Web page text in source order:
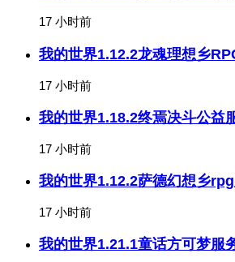
17 小时前
我的世界1.12.2龙魂理想乡
17 小时前
我的世界1.18.2终焉决斗公益
17 小时前
我的世界1.12.2萨德幻想乡
17 小时前
我的世界1.21.1童话方可梦服